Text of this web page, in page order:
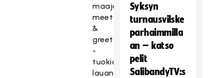
maajoukkueen
meet
&
greet
-
tuokio
lauantaina
Syksyn
turnausvilske
parhaimmilla
an – katso
pelit
SalibandyTV:s